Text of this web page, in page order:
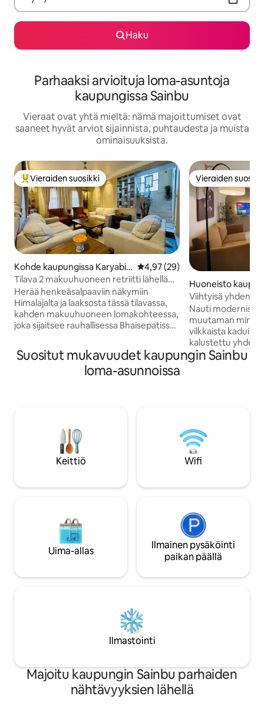
Haku
Parhaaksi arvioituja loma-asuntoja
kaupungissa Sainbu
Vieraat ovat yhtä mieltä: nämä majoittumiset ovat
saaneet hyvät arviot sijainnista, puhtaudesta ja muista
ominaisuuksista.
Vieraiden suosikkien parhaimmistoa
Vieraiden suosikki
Kohde kaupungissa Karyabin
ayak
Keskimääräinen arvio 4,97/5,
4,97 (29)
Tilava 2 makuuhuoneen retriitti lähellä
Patania | Näkymät Himalajalle
Herää henkeäsalpaaviin näkymiin
Himalajalta ja laaksosta tässä tilavassa,
kahden makuuhuoneen lomakohteessa,
joka sijaitsee rauhallisessa Bhaisepatissa,
asuinalueista Katmandun laaksossa.
Makuuhuoneissa on ilmastointi. Kohde
sijaitsee poissa vilkkaiden katujen
liikematkailijat – Pitkät ja lyhyet
majoitukset - Yksin matkustavat
Majoittajana toimii Voyage Villa, joka
tarjoaa rauhallisia ja hyvin hoidettuja
Vieraiden
Vieraiden
Huoneisto
du
Viihtyisä yhden
studiohuoneisto,
Thamel
Nauti modernista
muutaman
vilkkaista
kalustettu yhden
studiohuoneisto
mukavuutta että
kohdetta). Vieraille on oma yksityinen
parveke, josta on
terassille. Se on
nauttia raittiista
ennen kuin
Suositut mukavuudet kaupungin Sainbu
loma-asunnoissa
Keittiö Wifi
Uima-allas
Ilmainen pysäköinti
paikan päällä
Ilmastointi
Majoitu kaupungin Sainbu parhaiden
nähtävyyksien lähellä